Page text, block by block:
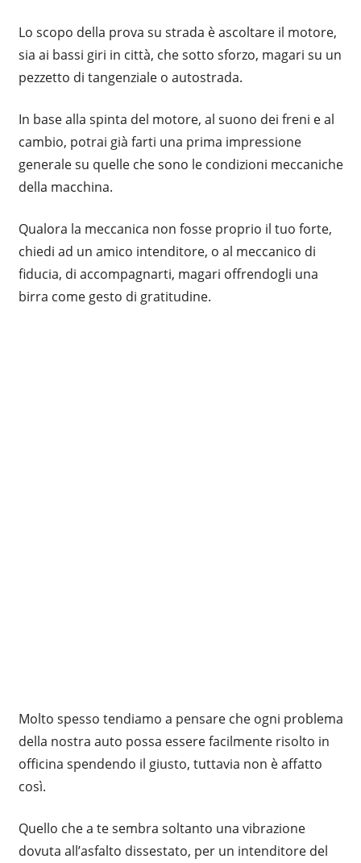
Lo scopo della prova su strada è ascoltare il motore,
sia ai bassi giri in città, che sotto sforzo, magari su un
pezzetto di tangenziale o autostrada.
In base alla spinta del motore, al suono dei freni e al
cambio, potrai già farti una prima impressione
generale su quelle che sono le condizioni meccaniche
della macchina.
Qualora la meccanica non fosse proprio il tuo forte,
chiedi ad un amico intenditore, o al meccanico di
fiducia, di accompagnarti, magari offrendogli una
birra come gesto di gratitudine.
Molto spesso tendiamo a pensare che ogni problema
della nostra auto possa essere facilmente risolto in
officina spendendo il giusto, tuttavia non è affatto
così.
Quello che a te sembra soltanto una vibrazione
dovuta all’asfalto dissestato, per un intenditore del